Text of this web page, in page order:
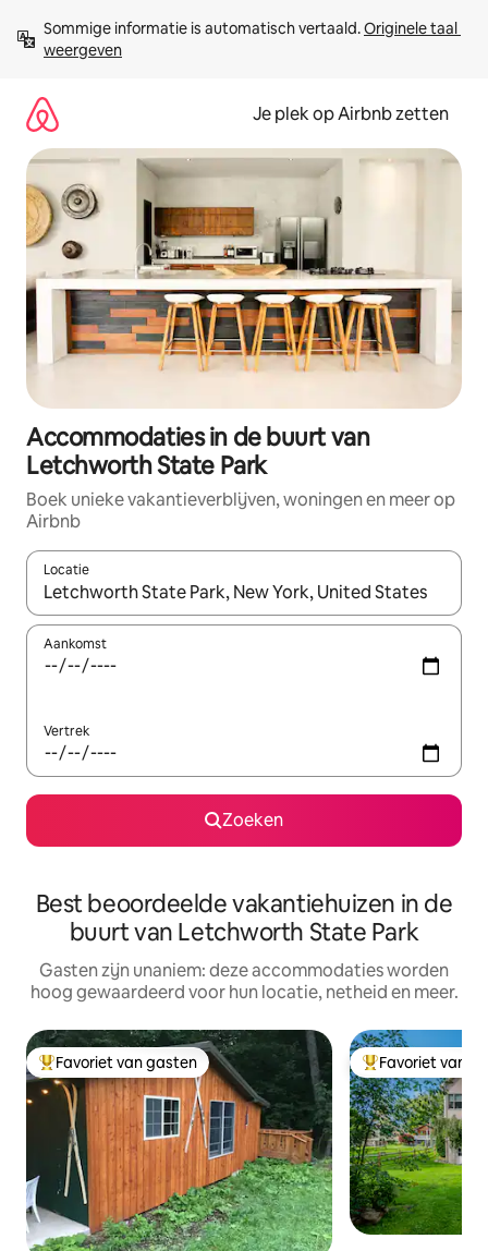
direct
naar
Sommige informatie is automatisch vertaald. Originele taal
weergeven
Je plek op Airbnb zetten
Accommodaties in de buurt van
Letchworth State Park
Boek unieke vakantieverblijven, woningen en meer op
Airbnb
Locatie
Wanneer er resultaten beschikbaar zijn, maak je een keuze
Aankomst
Vertrek
Zoeken
Best beoordeelde vakantiehuizen in de
buurt van Letchworth State Park
Gasten zijn unaniem: deze accommodaties worden
hoog gewaardeerd voor hun locatie, netheid en meer.
Topfavoriet van gasten
Favoriet van gasten Topfavoriet van
Favoriet van